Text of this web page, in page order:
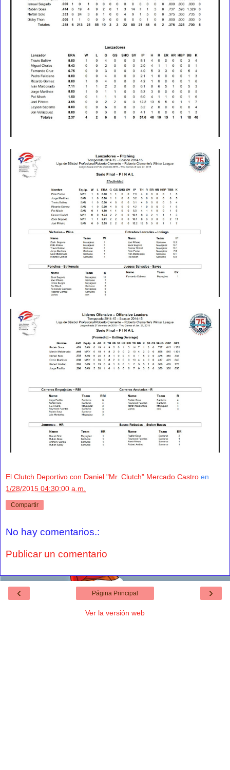
El Clutch Deportivo con Daniel "Mr. Clutch" Mercado Castro en
1/28/2015 04:30:00 a.m.
Compartir
No hay comentarios.:
Publicar un comentario
‹ ›
Página Principal
Ver la versión web